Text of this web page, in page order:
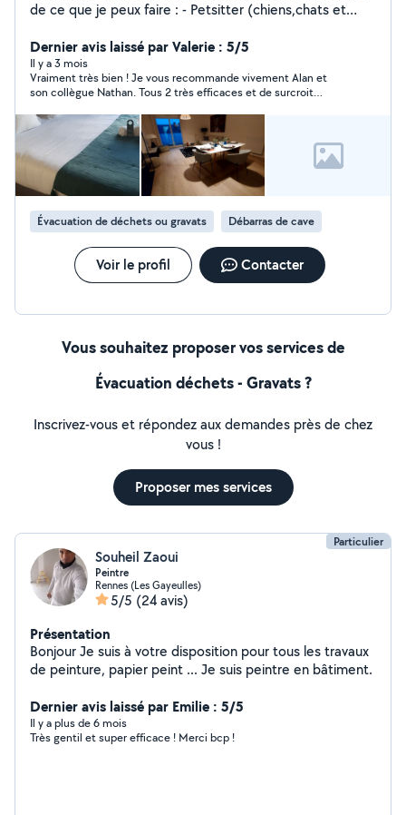
de ce que je peux faire : - Petsitter (chiens,chats et
tente pouvant accueillir 20 à 40 personnes - Aide au
transport d'affaires, possibilité d'amener un ami en plus -
Aide au devoirs (principalement maths physique
jusqu'en terminal - Ménage, aide à domicile - Montage
de meuble type Ikea
Dernier avis laissé par Valerie : 5/5
Il y a 3 mois
Vraiment très bien ! Je vous recommande vivement Alan et
son collègue Nathan. Tous 2 très efficaces et de surcroit
Bravo encore et mille mercis !
Évacuation de déchets ou gravats Débarras de cave
Voir le profil Contacter
Vous souhaitez proposer vos services de
Évacuation déchets - Gravats ?
Inscrivez-vous et répondez aux demandes près de chez
vous !
Proposer mes services
Particulier
Souheil Zaoui
Peintre
Rennes (Les Gayeulles)
5/5 (24 avis)
Présentation
Bonjour Je suis à votre disposition pour tous les travaux
de peinture, papier peint ... Je suis peintre en bâtiment.
Dernier avis laissé par Emilie : 5/5
Il y a plus de 6 mois
Très gentil et super efficace ! Merci bcp !